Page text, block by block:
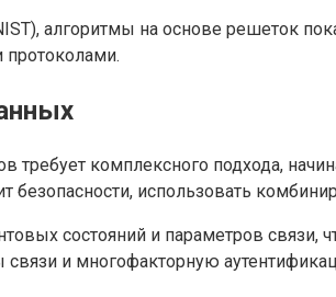
алгоритмы на основе решеток
комплексного подхода,
безопасности, использовать
состояний и параметров
и многофакторную